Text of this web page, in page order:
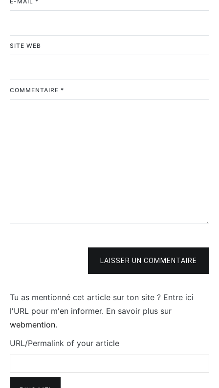
SITE WEB
COMMENTAIRE *
LAISSER UN COMMENTAIRE
Tu as mentionné cet article sur ton site ? Entre ici
l'URL pour m'en informer. En savoir plus sur
webmention.
URL/Permalink of your article